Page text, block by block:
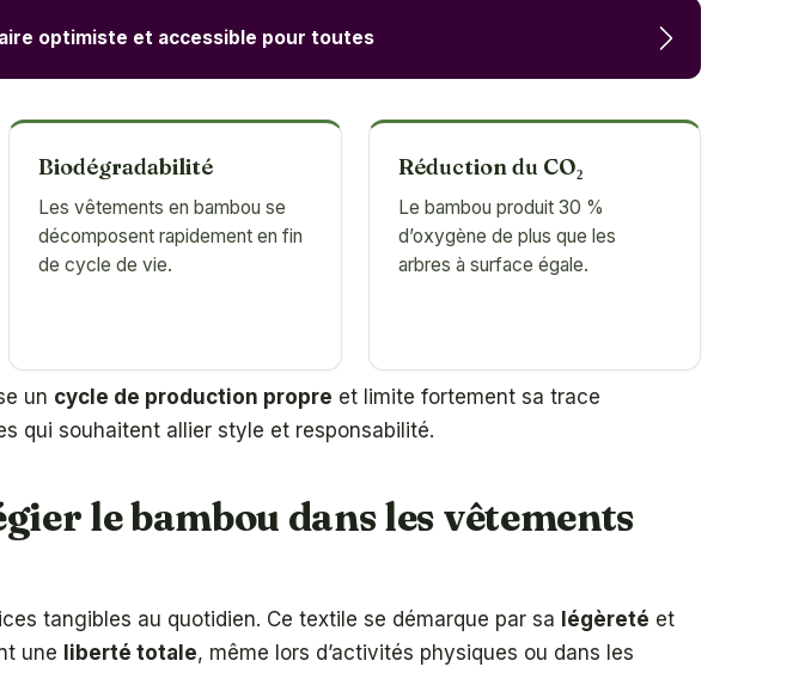
optimiste et accessible pour toutes
Biodégradabilité
Les vêtements en bambou se
décomposent rapidement en fin
de cycle de vie.
Réduction du CO₂
Le bambou produit 30 %
d’oxygène de plus que les
arbres à surface égale.
un cycle de production propre et limite fortement sa trace
qui souhaitent allier style et responsabilité.
le bambou dans les vêtements
tangibles au quotidien. Ce textile se démarque par sa légèreté et
une liberté totale, même lors d’activités physiques ou dans les